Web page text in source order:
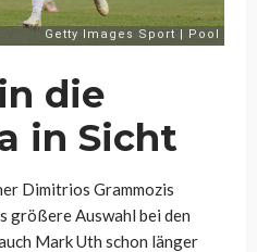
die
in Sicht
Dimitrios Grammozis
größere Auswahl bei den
Mark Uth schon länger